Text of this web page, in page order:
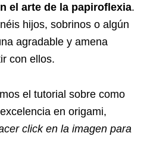
el arte de la papiroflexia.
hijos, sobrinos o algún
agradable y amena
con ellos.
el tutorial sobre como
en origami,
click en la imagen para